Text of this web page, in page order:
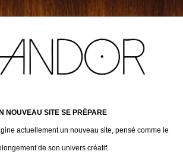
NOUVEAU SITE SE PRÉPARE
actuellement un nouveau site, pensé comme le
de son univers créatif.